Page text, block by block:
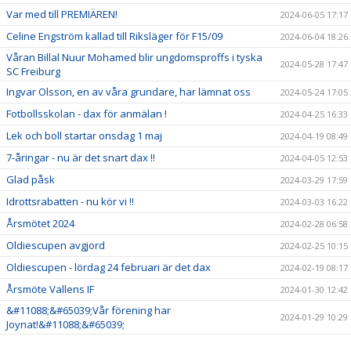
Var med till PREMIÄREN! 2024-06-05 17:17
Celine Engström kallad till Riksläger för F15/09 2024-06-04 18:26
Våran Billal Nuur Mohamed blir ungdomsproffs i tyska
SC Freiburg
2024-05-28 17:47
Ingvar Olsson, en av våra grundare, har lämnat oss 2024-05-24 17:05
Fotbollsskolan - dax för anmälan ! 2024-04-25 16:33
Lek och boll startar onsdag 1 maj 2024-04-19 08:49
7-åringar - nu är det snart dax !! 2024-04-05 12:53
Glad påsk 2024-03-29 17:59
Idrottsrabatten - nu kör vi !! 2024-03-03 16:22
Årsmötet 2024 2024-02-28 06:58
Oldiescupen avgjord 2024-02-25 10:15
Oldiescupen - lördag 24 februari är det dax 2024-02-19 08:17
Årsmöte Vallens IF 2024-01-30 12:42
&#11088;&#65039;Vår förening har
Joynat!&#11088;&#65039;
2024-01-29 10:29